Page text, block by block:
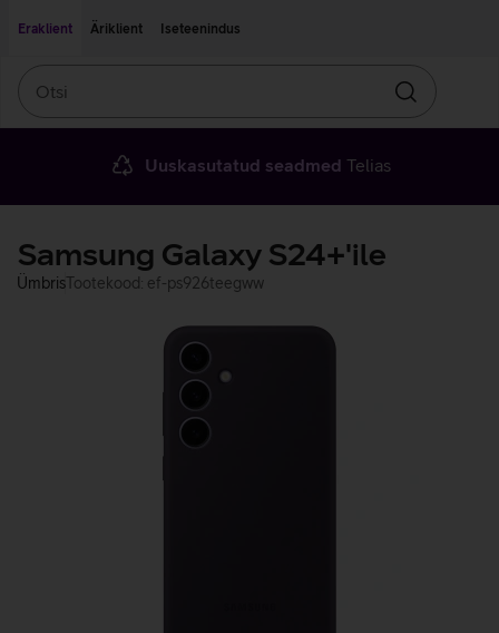
Eraklient
Äriklient Iseteenindus
Otsin
Uuskasutatud seadmed Telias
Samsung Galaxy S24+'ile
ÜmbrisTootekood: ef-ps926teegww